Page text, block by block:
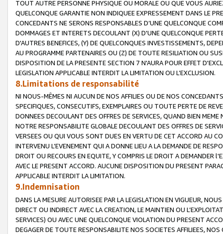
TOUT AUTRE PERSONNE PHYSIQUE OU MORALE OU QUE VOUS
QUELCONQUE GARANTIE NON INDIQUEE EXPRESSEMENT DANS LE
CONCEDANTS NE SERONS RESPONSABLES D’UNE QUELCONQUE
DOMMAGES ET INTERETS DECOULANT (X) D'UNE QUELCONQUE
D'AUTRES BENEFICES, (Y) DE QUELCONQUES INVESTISSEMENTS,
AU PROGRAMME PARTENAIRES OU (Z) DE TOUTE RESILIATION OU
DISPOSITION DE LA PRESENTE SECTION 7 N'AURA POUR EFFET
LEGISLATION APPLICABLE INTERDIT LA LIMITATION OU L’EXCLUSION.
8.Limitations de responsabilité
NI NOUS-MÊMES NI AUCUN DE NOS AFFILIES OU DE NOS
SPECIFIQUES, CONSECUTIFS, EXEMPLAIRES OU TOUTE PERTE DE
DONNEES DECOULANT DES OFFRES DE SERVICES, QUAND BIEN
NOTRE RESPONSABILITE GLOBALE DECOULANT DES OFFRES DE
VERSEES OU QUI VOUS SONT DUES EN VERTU DE CET ACCORD AU
INTERVENU L’EVENEMENT QUI A DONNE LIEU A LA DEMANDE DE
DROIT OU RECOURS EN EQUITE, Y COMPRIS LE DROIT A DEMANDER
AVEC LE PRESENT ACCORD. AUCUNE DISPOSITION DU PRESENT
APPLICABLE INTERDIT LA LIMITATION.
9.Indemnisation
DANS LA MESURE AUTORISEE PAR LA LEGISLATION EN VIGUEUR,
DIRECT OU INDIRECT AVEC LA CREATION, LE MAINTIEN OU
SERVICES) OU AVEC UNE QUELCONQUE VIOLATION DU PRESENT
DEGAGER DE TOUTE RESPONSABILITE NOS SOCIETES AFFILIEES,